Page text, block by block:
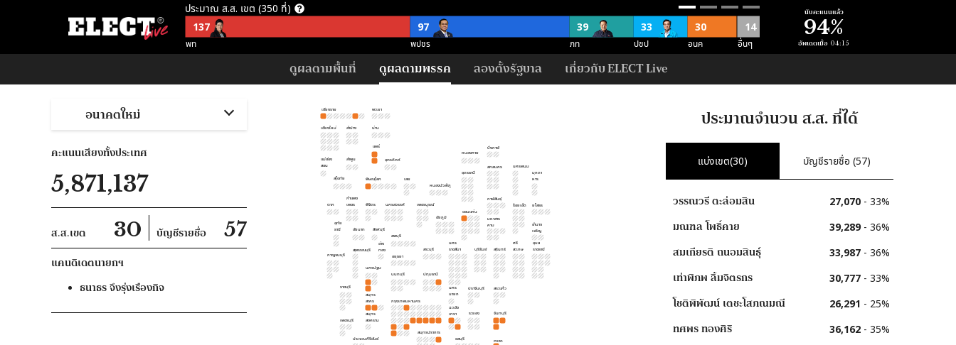
ประมาณ ส.ส. เขต (350 ที่)
137
97 39 33 30 14
พท พปชร ภท ปชป อนค อื่นๆ
21
ประมาณ ส.ส. พึงมี (500 ที่)
118
อนค
ประมาณ ส.ส. พึงมี ตามจุดยืนพรรค (500 ที่)
124
ไม่สนับสนุน คสช ไม่ชัดเจน
นับคะแนนแล้ว
94%
อัพเดตเมื่อ 04:15
ดูผลตามพื้นที่ ดูผลตามพรรค ลองตั้งรัฐบาล เกี่ยวกับ ELECT Live
อนาคตใหม่
คะแนนเสียงทั้งประเทศ
5,871,137
ส.ส.เขต 30 บัญชีรายชื่อ 57
แคนดิเดตนายกฯ
ธนาธร จึงรุ่งเรืองกิจ
กรุงเทพมหานคร
ฉะเชิง
เทรา
ชลบุรี
ระยอง จันทบุรี
สระแก้ว
ปราจีนบุรี
ตราด
สมุทร
สาคร
สมุทร
สงคราม
ราชบุรี
กาญจนบุรี
เพชรบุรี
ประจวบคีรีขันธ์
นครปฐม
สุพรรณบุรี
อยุธยา
อ่าง
ทอง
สิงห์บุรี
นครสวรรค์
พิจิตร เพชรบูรณ์
กำแพง
เพชร
ตาก
สุโขทัย
ลำปาง
พะเยา
ลำพูน
พิษณุโลก
อุตรดิตถ์
แพร่
น่าน
เลย
หนองบัวลำภู
อุดรธานี
สกลนคร นครพนม
กาฬสินธุ์
มุกดา
หาร
หนองคาย
บึงกาฬ
แม่ฮ่อง
สอน
เชียงใหม่
เชียงราย
ชัยนาท
อุทัย
ธานี
สระบุรี
นคร
นายก
นคร
ราชสีมา
บุรีรัมย์ สุรินทร์
ศรี
สะเกษ
อุบล
ราชธานี
อำนาจ
เจริญ
ยโสธร
ร้อยเอ็ด
มหาสาร
คาม
ขอนแก่น
ชัยภูมิ
ลพบุรี
นนทบุรี ปทุมธานี
สมุทรปราการ
ประมาณจำนวน ส.ส. ที่ได้
แบ่งเขต(30) บัญชีรายชื่อ (57)
วรรณวรี ตะล่อมสิน 27,070 - 33%
มณฑล โพธิ์คาย 39,289 - 36%
สมเกียรติ ถนอมสินธุ์ 33,987 - 36%
เท่าพิภพ ลิ้มจิตรกร 30,777 - 33%
โชติพิพัฒน์ เตชะโสภณมณี 26,291 - 25%
ทศพร ทองศิริ 36,162 - 35%